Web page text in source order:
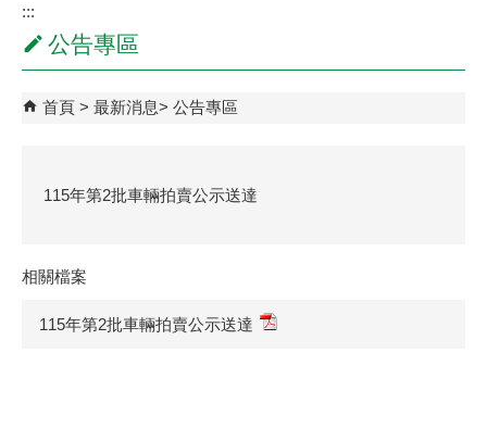
:::
公告專區
首頁 最新消息 公告專區
115年第2批車輛拍賣公示送達
相關檔案
115年第2批車輛拍賣公示送達